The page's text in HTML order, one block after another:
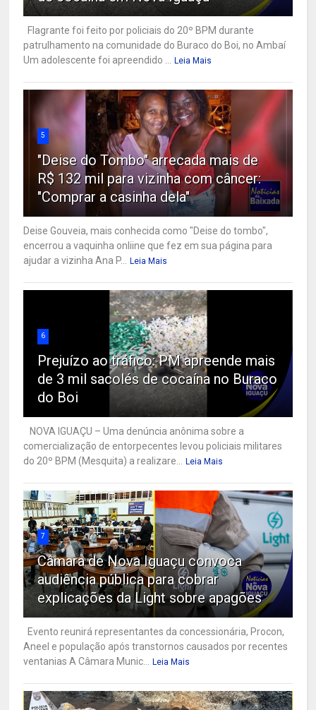
Flagrante foi feito por policiais do 20º BPM durante
patrulhamento na comunidade do Buraco do Boi, no Ambaí
Um adolescente foi apreendido ... Leia Mais
5
"Deise do Tombo" arrecada mais de
R$ 132 mil para vizinha com câncer:
"Comprar a casinha dela"
Deise Gouveia, mais conhecida como "Deise do tombo",
encerrou a vaquinha onliine que fez em sua página para
ajudar a vizinha Ana P... Leia Mais
6
Prejuízo ao tráfico: PM apreende mais
de 3 mil sacolés de cocaína no Buraco
do Boi
NOVA IGUAÇU – Uma denúncia anônima sobre a
comercialização de entorpecentes levou policiais militares
do 20º BPM (Mesquita) a realizare... Leia Mais
7
Câmara de Nova Iguaçu convoca
audiência pública para cobrar
explicações da Light sobre apagões
Evento reunirá representantes da concessionária, Procon,
Aneel e população após transtornos causados por recentes
ventanias A Câmara Munic... Leia Mais